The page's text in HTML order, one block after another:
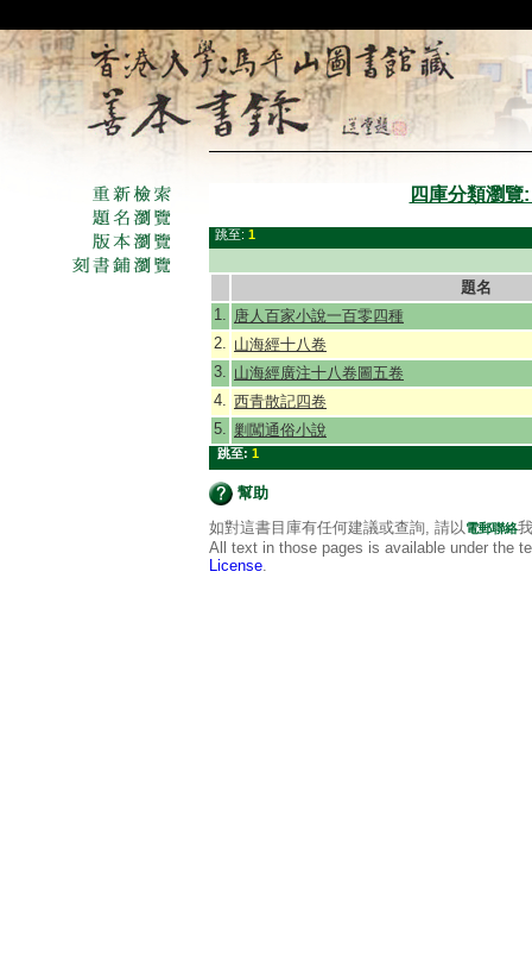
四庫分類瀏覽
跳至: 1
題名
1. 唐人百家小說一百零四種
2. 山海經十八卷
3. 山海經廣注十八卷圖五卷
4. 西青散記四卷
5. 剿闖通俗小說
跳至: 1
幫助
如對這書目庫有任何建議或查詢, 請以電郵聯絡
All text in those pages is available under the
License.